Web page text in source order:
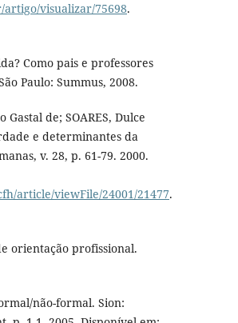
visualizar/75698.
Como pais e professores
Paulo: Summus, 2008.
de; SOARES, Dulce
e determinantes da
v. 28, p. 61-79. 2000.
article/viewFile/24001/21477.
orientação profissional.
não-formal. Sion: